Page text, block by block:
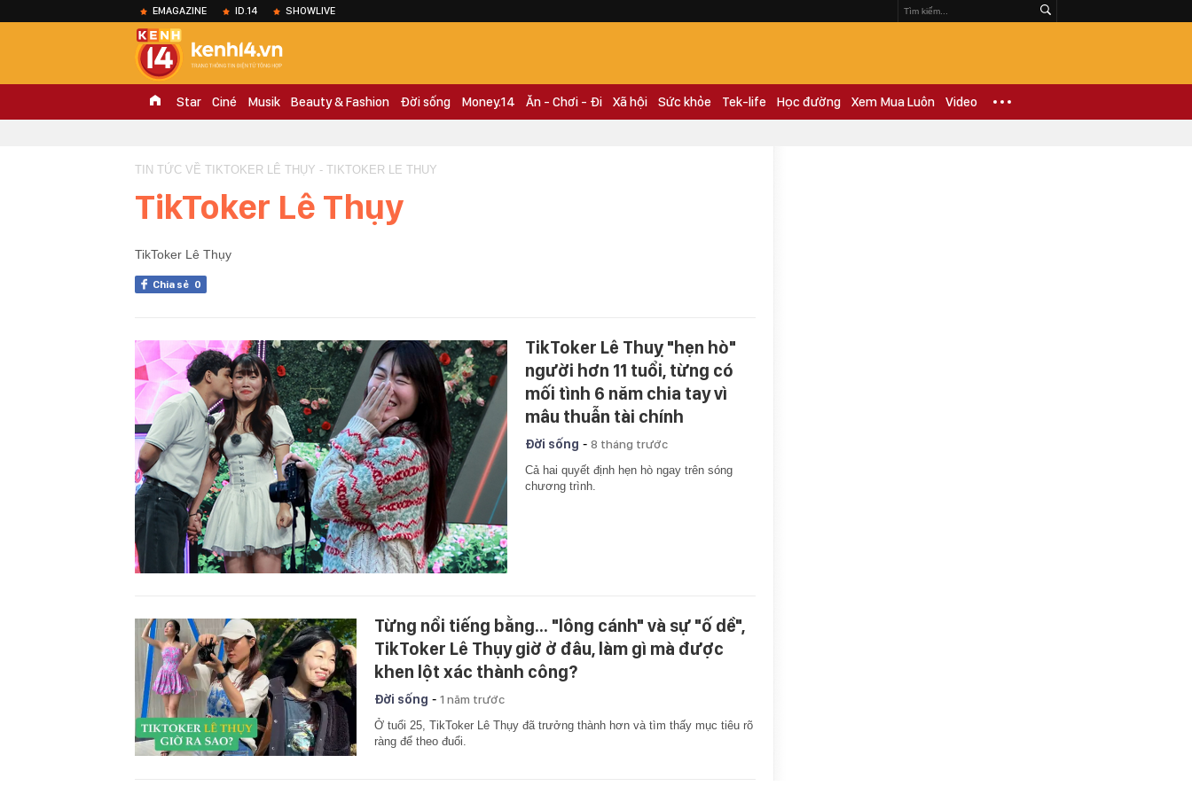
EMAGAZINE ID.14 SHOWLIVE
Star Ciné Musik Beauty & Fashion Đời sống Money.14 Ăn - Chơi - Đi Xã hội Sức khỏe Tek-life Học đường Xem Mua Luôn Video
TIN TỨC VỀ TIKTOKER LÊ THỤY - TIKTOKER LE THUY
TikToker Lê Thụy
TikToker Lê Thụy
Chia sẻ 0
TikToker Lê Thuỵ "hẹn hò"
người hơn 11 tuổi, từng có
mối tình 6 năm chia tay vì
mâu thuẫn tài chính
Đời sống - 8 tháng trước
Cả hai quyết định hẹn hò ngay trên sóng
chương trình.
Từng nổi tiếng bằng... "lông cánh" và sự "ố dề",
TikToker Lê Thụy giờ ở đâu, làm gì mà được
khen lột xác thành công?
Đời sống - 1 năm trước
Ở tuổi 25, TikToker Lê Thụy đã trưởng thành hơn và tìm thấy mục tiêu rõ
ràng để theo đuổi.